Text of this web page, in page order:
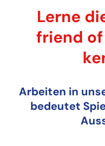
Lerne
friend
Arbeiten in
bedeutet